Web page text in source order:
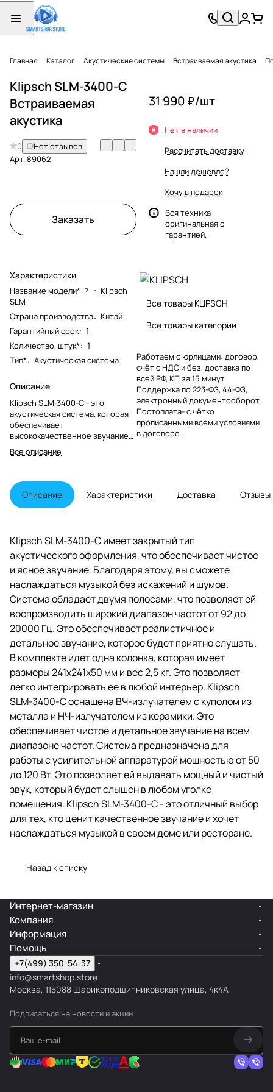
Главная Каталог Акустические системы Встраиваемая акустика
Klipsch SLM-3400-C
Встраиваемая
акустика
0
Нет отзывов
Арт.89062
Заказать
Характеристики
Название модели* ? : Klipsch
SLM
Страна производства: Китай
Гарантийный срок: 1
Количество, штук*: 1
Тип*: Акустическая система
Описание
Klipsch SLM-3400-C - это
акустическая система, которая
обеспечивает
высококачественное звучание
благодаря своим компактным
размерам и высокой мощности.
Все описание
31 990 ₽/шт
Нет в наличии
Рассчитать доставку
Нашли дешевле?
Хочу в подарок
Вся техника
оригинальная с
гарантией.
Все товары KLIPSCH
Все товары категории
Работаем с юрлицами: договор,
счёт с НДС и без, доставка по
всей РФ, КП за 15 минут.
Поддержка по 223-ФЗ, 44-ФЗ,
электронный документооборот.
Постоплата- с чётко
прописанными всеми условиями
в договоре.
Описание Характеристики Доставка Отзывы
Klipsch SLM-3400-C имеет закрытый тип
акустического оформления, что обеспечивает чистое
и ясное звучание. Благодаря этому, вы сможете
наслаждаться музыкой без искажений и шумов.
Система обладает двумя полосами, что позволяет ей
воспроизводить широкий диапазон частот от 92 до
20000 Гц. Это обеспечивает реалистичное и
детальное звучание, которое будет приятно слушать.
В комплекте идет одна колонка, которая имеет
размеры 241х241х50 мм и вес 2,5 кг. Это позволяет
легко интегрировать ее в любой интерьер. Klipsch
SLM-3400-C оснащена ВЧ-излучателем с куполом из
металла и НЧ-излучателем из керамики. Это
обеспечивает чистое и детальное звучание на всем
диапазоне частот. Система предназначена для
работы с усилительной аппаратурой мощностью от 50
до 120 Вт. Это позволяет ей выдавать мощный и чистый
звук, который будет слышен в любом уголке
помещения. Klipsch SLM-3400-C - это отличный выбор
для тех, кто ценит качественное звучание и хочет
наслаждаться музыкой в своем доме или ресторане.
Назад к списку
Интернет-магазин
Компания
Информация
Помощь
+7(499) 350-54-37
info@smartshop.store
Москва, 115088 Шарикоподшипниковская улица, 4к4А
Подписаться на новости и акции